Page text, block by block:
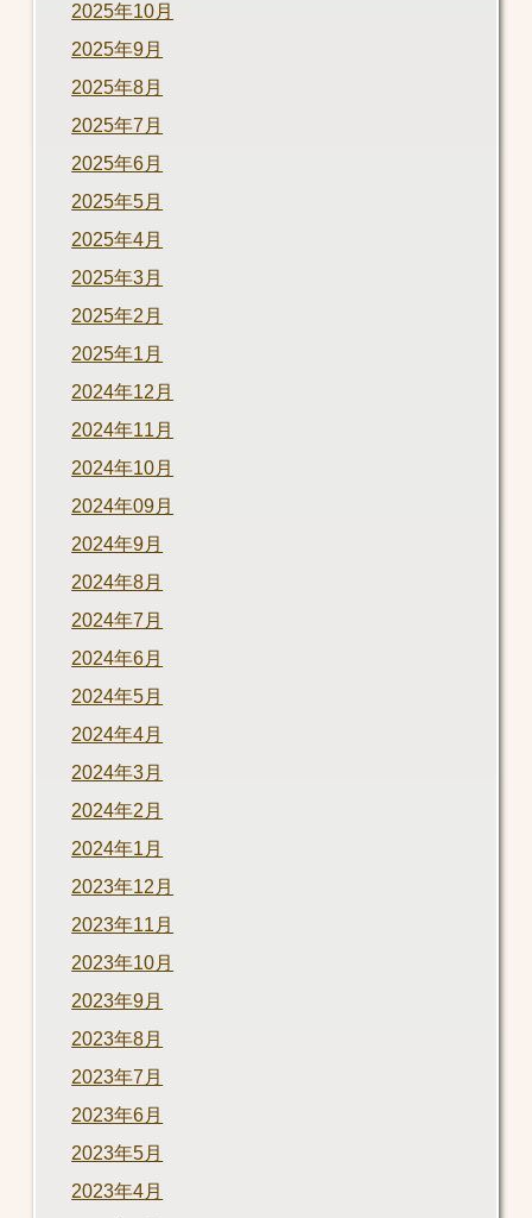
2025年10月
2025年9月
2025年8月
2025年7月
2025年6月
2025年5月
2025年4月
2025年3月
2025年2月
2025年1月
2024年12月
2024年11月
2024年10月
2024年09月
2024年9月
2024年8月
2024年7月
2024年6月
2024年5月
2024年4月
2024年3月
2024年2月
2024年1月
2023年12月
2023年11月
2023年10月
2023年9月
2023年8月
2023年7月
2023年6月
2023年5月
2023年4月